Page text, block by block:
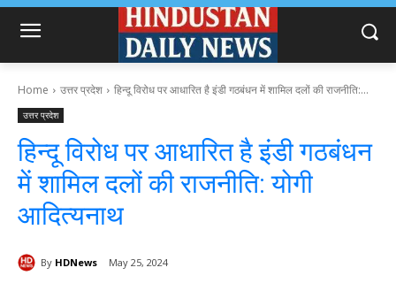
Home उत्तर प्रदेश हिन्दू विरोध पर आधारित है इंडी गठबंधन में शामिल दलों की राजनीति:...
उत्तर प्रदेश
हिन्दू विरोध पर आधारित है इंडी गठबंधन
में शामिल दलों की राजनीति: योगी
आदित्यनाथ
By HDNews May 25, 2024